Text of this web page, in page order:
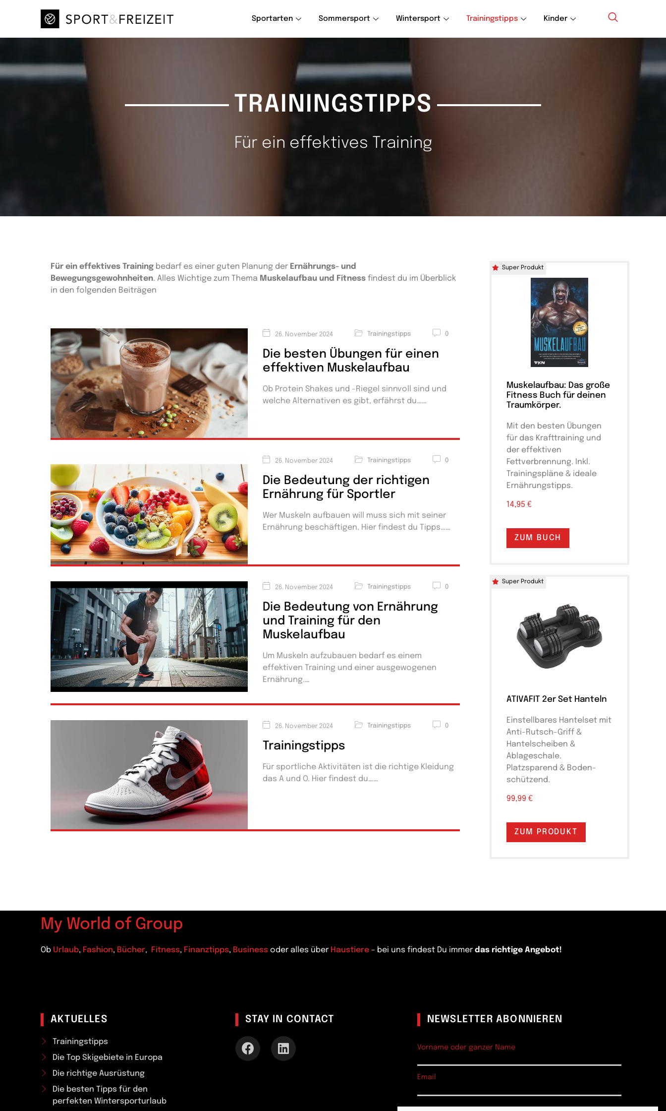
Sportarten Sommersport Wintersport Trainingstipps Kinder
TRAININGSTIPPS
Für ein effektives Training
Für ein effektives Training bedarf es einer guten Planung der Ernährungs- und
Bewegungsgewohnheiten. Alles Wichtige zum Thema Muskelaufbau und Fitness findest du im Überblick
in den folgenden Beiträgen
26. November 2024 Trainingstipps 0
Die besten Übungen für einen
effektiven Muskelaufbau
Ob Protein Shakes und -Riegel sinnvoll sind und
welche Alternativen es gibt, erfährst du…
26. November 2024 Trainingstipps 0
Die Bedeutung der richtigen
Ernährung für Sportler
Wer Muskeln aufbauen will muss sich mit seiner
Ernährung beschäftigen. Hier findest du Tipps…
26. November 2024 Trainingstipps 0
Die Bedeutung von Ernährung
und Training für den
Muskelaufbau
Um Muskeln aufzubauen bedarf es einem
effektiven Training und einer ausgewogenen
Ernährung.
26. November 2024 Trainingstipps 0
Trainingstipps
Für sportliche Aktivitäten ist die richtige Kleidung
das A und O. Hier findest du…
Muskelaufbau: Das große
Fitness Buch für deinen
Traumkörper.
Mit den besten Übungen
für das Krafttraining und
der effektiven
Fettverbrennung. Inkl.
Trainingspläne & ideale
Ernährungstipps.
14,95 €
ZUM BUCH
Super Produkt
ATIVAFIT 2er Set Hanteln
Einstellbares Hantelset mit
Anti-Rutsch-Griff &
Hantelscheiben &
Ablageschale.
Platzsparend & Boden-
schützend.
99,99 €
ZUM PRODUKT
Super Produkt
My World of Group
Ob Urlaub, Fashion, Bücher, Fitness, Finanztipps, Business oder alles über Haustiere – bei uns findest Du immer das richtige Angebot!
AKTUELLES
Trainingstipps
Die Top Skigebiete in Europa
Die richtige Ausrüstung
Die besten Tipps für den
perfekten Wintersporturlaub
STAY IN CONTACT NEWSLETTER ABONNIEREN
Vorname oder ganzer Name
Email